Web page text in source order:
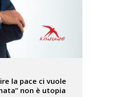
la pace ci vuole
non è utopia